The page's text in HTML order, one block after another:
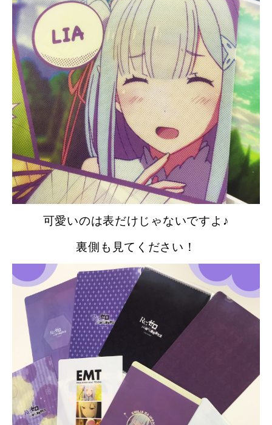
可愛いのは表だけじゃないですよ♪
裏側も見てください！